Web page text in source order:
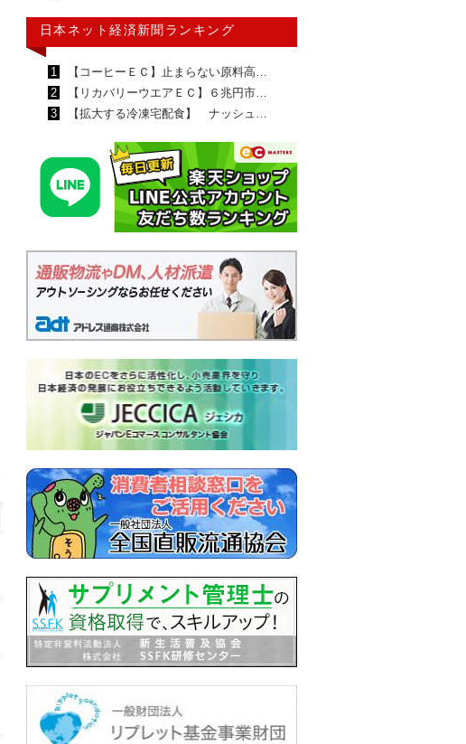
日本ネット経済新聞ランキング
1
【コーヒーＥＣ】止まらない原料高…
2
【リカバリーウエアＥＣ】６兆円市…
3
【拡大する冷凍宅配食】 ナッシュ…